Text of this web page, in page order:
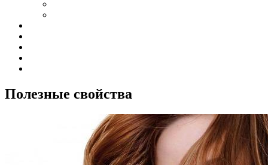
Полезные свойства